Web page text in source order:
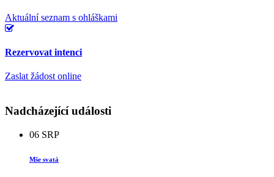
Aktuální seznam s ohláškami
Rezervovat intenci
Zaslat žádost online
Nadcházející události
06 SRP
Mše svatá